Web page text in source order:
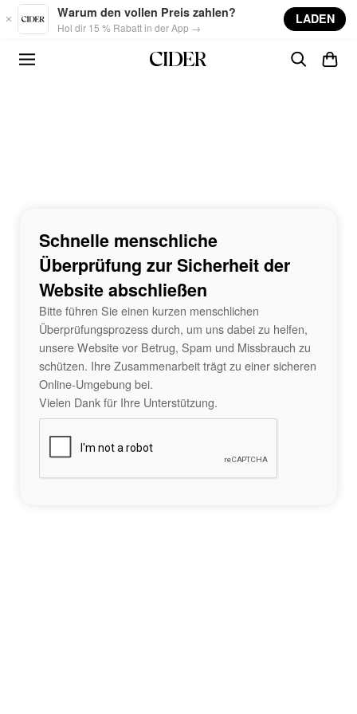
Skip to main content
Warum den vollen Preis zahlen?
Hol dir 15 % Rabatt in der App →
LADEN
Schnelle menschliche
Überprüfung zur Sicherheit der
Website abschließen
Bitte führen Sie einen kurzen menschlichen
Überprüfungsprozess durch, um uns dabei zu helfen,
unsere Website vor Betrug, Spam und Missbrauch zu
schützen. Ihre Zusammenarbeit trägt zu einer sicheren
Online-Umgebung bei.
Vielen Dank für Ihre Unterstützung.